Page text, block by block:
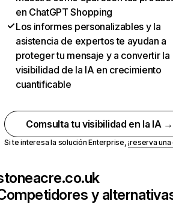
en ChatGPT Shopping
Los informes personalizables y la
asistencia de expertos te ayudan a
proteger tu mensaje y a convertir la
visibilidad de la IA en crecimiento
cuantificable
Comsulta tu visibilidad en la IA →
Si te interesa la solución Enterprise,¡reserva
y